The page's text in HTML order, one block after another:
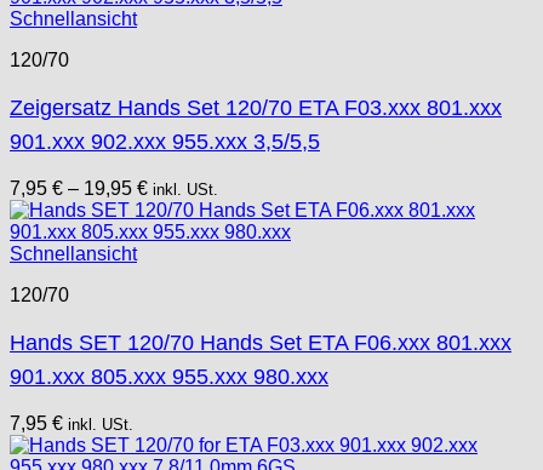
Schnellansicht
120/70
Zeigersatz Hands Set 120/70 ETA F03.xxx 801.xxx
901.xxx 902.xxx 955.xxx 3,5/5,5
7,95 € – 19,95 € inkl. USt.
Schnellansicht
120/70
Hands SET 120/70 Hands Set ETA F06.xxx 801.xxx
901.xxx 805.xxx 955.xxx 980.xxx
7,95 € inkl. USt.